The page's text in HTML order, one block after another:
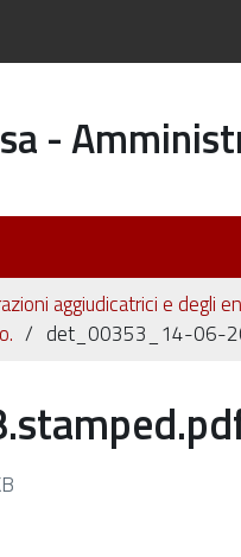
-
aggiudicatrici e degli
det_00353_14-06-